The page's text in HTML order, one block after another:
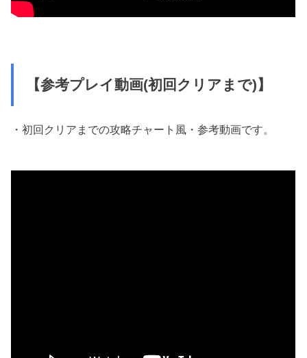
【参考プレイ動画(初回クリアまで)】
・初回クリアまでの攻略チャート風・参考動画です。